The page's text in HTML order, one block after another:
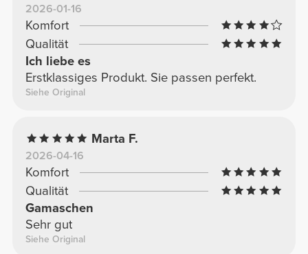
2026-01-16
Komfort
Qualität
Ich liebe es
Erstklassiges Produkt. Sie passen perfekt.
Siehe Original
Marta F.
2026-04-16
Komfort
Qualität
Gamaschen
Sehr gut
Siehe Original